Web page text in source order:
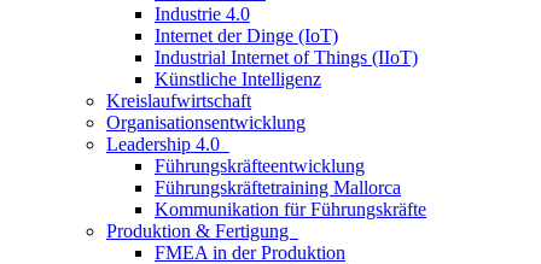
Industrie 4.0
Internet der Dinge (IoT)
Industrial Internet of Things (IIoT)
Künstliche Intelligenz
Kreislaufwirtschaft
Organisationsentwicklung
Leadership 4.0
Führungskräfteentwicklung
Führungskräftetraining Mallorca
Kommunikation für Führungskräfte
Produktion & Fertigung
FMEA in der Produktion